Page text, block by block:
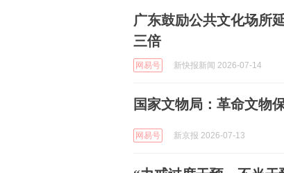
广东鼓励公共文化场所
三倍
网易号 新快报新闻 2026-07-14
国家文物局：革命文物
网易号 新京报 2026-07-13